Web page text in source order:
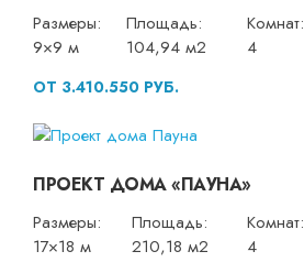
Размеры:
9×9 м
Площадь:
104,94 м2
Комнат:
4
ОТ 3.410.550 РУБ.
ПРОЕКТ ДОМА «ПАУНА»
Размеры:
17×18 м
Площадь:
210,18 м2
Комнат:
4